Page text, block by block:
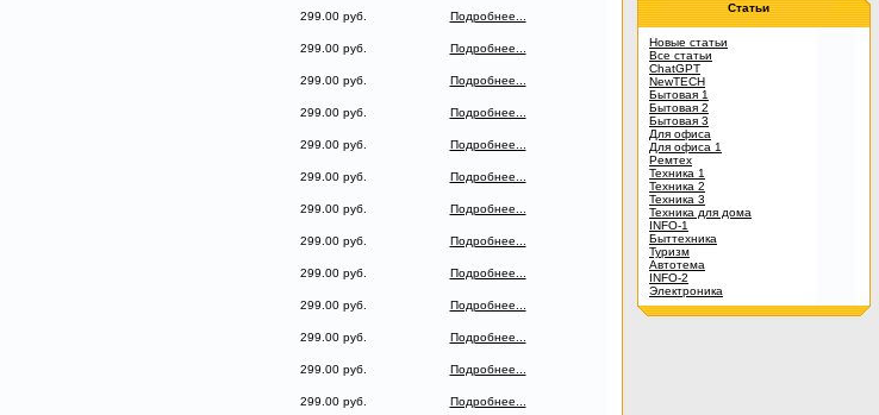
299.00 руб.
Подробнее...
299.00 руб.
Подробнее...
299.00 руб.
Подробнее...
299.00 руб.
Подробнее...
299.00 руб.
Подробнее...
299.00 руб.
Подробнее...
299.00 руб.
Подробнее...
299.00 руб.
Подробнее...
299.00 руб.
Подробнее...
299.00 руб.
Подробнее...
299.00 руб.
Подробнее...
299.00 руб.
Подробнее...
299.00 руб.
Подробнее...
Статьи
Новые статьи
Все статьи
ChatGPT
NewTECH
Бытовая 1
Бытовая 2
Бытовая 3
Для офиса
Для офиса 1
Ремтех
Техника 1
Техника 2
Техника 3
Техника для дома
INFO-1
Быттехника
Туризм
Автотема
INFO-2
Электроника